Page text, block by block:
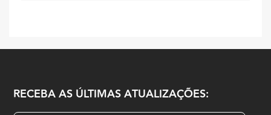
RECEBA AS ÚLTIMAS ATUALIZAÇÕES: